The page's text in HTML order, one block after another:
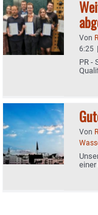
Von
6:25 |
PR -
Von
einer